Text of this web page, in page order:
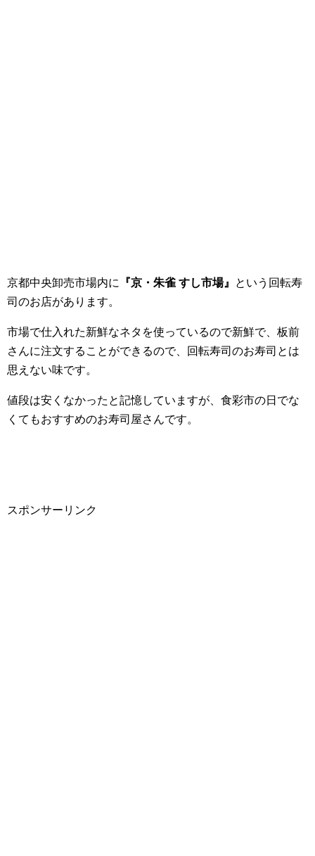
京都中央卸売市場内に 『京・朱雀 すし市場』
という回転寿
司のお店があります。
市場で仕入れた新鮮なネタを使っているので新鮮で、板前
さんに注文することができるので、回転寿司のお寿司とは
思えない味です。
値段は安くなかったと記憶していますが、食彩市の日でな
くてもおすすめのお寿司屋さんです。
スポンサーリンク